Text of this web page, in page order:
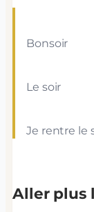
Bonsoir
Le soir
Je rentre le
Aller plus